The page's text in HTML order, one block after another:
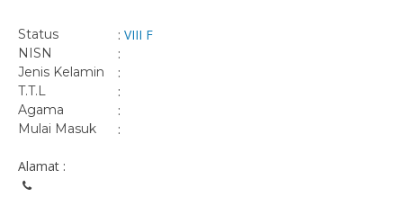
Status : VIII F
NISN :
Jenis Kelamin :
T.T.L :
Agama :
Mulai Masuk :
Alamat :